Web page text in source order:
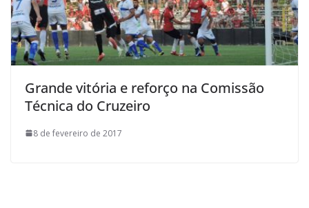
Grande vitória e reforço na Comissão
Técnica do Cruzeiro
8 de fevereiro de 2017